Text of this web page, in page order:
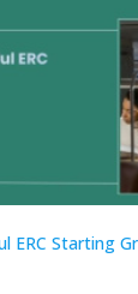
ERC Starting